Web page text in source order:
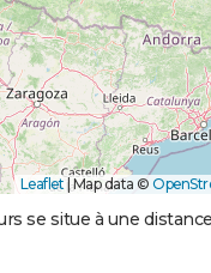
Leaflet |Map data ©
se situe à une